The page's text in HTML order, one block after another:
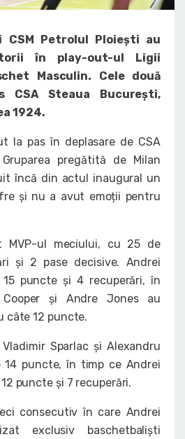
CSM Petrolul Ploiești au
în play-out-ul Ligii
Masculin. Cele două
CSA Steaua București,
1924.
la pas în deplasare de CSA
pregătită de Milan
încă din actul inaugural un
și nu a avut emoții pentru
MVP-ul meciului, cu 25 de
și 2 pase decisive. Andrei
puncte și 4 recuperări, în
și Andre Jones au
câte 12 puncte.
Sparlac și Alexandru
puncte, în timp ce Andrei
puncte și 7 recuperări.
consecutiv în care Andrei
exclusiv baschetbaliști